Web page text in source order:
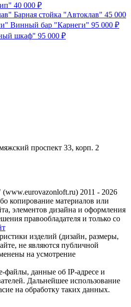
40 000 ₽
Барная стойка "Автоклав" 45 000
Винный бар "Карнеги" 95 000 ₽
шкаф" 95 000 ₽
проспект 33, корп. 2
2011 - 2026
копирование материалов или
элементов дизайна и оформления
правообладателя и только со
изделий (дизайн, размеры,
не являются публичной
на усмотрение
файлы, данные об IP-адресе и
Дальнейшее использование
на обработку таких данных.